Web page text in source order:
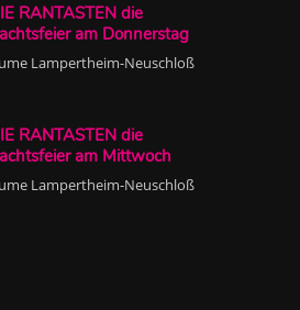
RANTASTEN die
am Donnerstag
Lampertheim-Neuschloß
RANTASTEN die
am Mittwoch
Lampertheim-Neuschloß